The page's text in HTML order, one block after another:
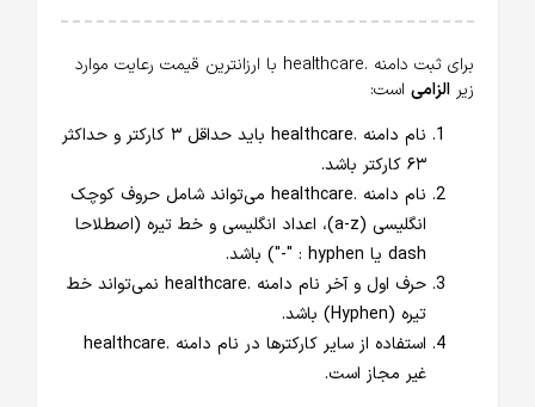
برای ثبت دامنه .healthcare با ارزانترین قیمت رعایت موارد
زیر الزامی است:
نام دامنه .healthcare باید حداقل ۳ کارکتر و حداکثر
۶۳ کارکتر باشد.
نام دامنه .healthcare می‌تواند شامل حروف کوچک
انگلیسی (a-z)، اعداد انگلیسی و خط تیره (اصطلاحا
dash یا hyphen : "-") باشد.
حرف اول و آخر نام دامنه .healthcare نمی‌تواند خط
تیره (Hyphen) باشد.
استفاده از سایر کارکترها در نام دامنه .healthcare
غیر مجاز است.